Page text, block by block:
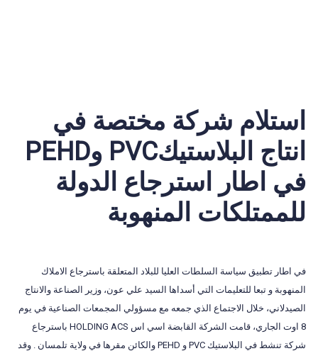
استلام شركة مختصة في
انتاج البلاستيكPVC وPEHD
في اطار استرجاع الدولة
للممتلكات المنهوبة
في اطار تطبيق سياسة السلطات العليا للبلاد المتعلقة باسترجاع الاملاك
المنهوبة و تبعا للتعليمات التي أسداها السيد علي عون، وزير الصناعة والانتاج
الصيدلاني، خلال الاجتماع الذي جمعه مع مسؤولي المجمعات الصناعية في يوم
8 اوت الجاري، قامت الشركة القابضة اسي اس HOLDING ACS باسترجاع
شركة تنشط في البلاستيك PVC و PEHD والكائن مقرها في ولاية تلمسان . وقد